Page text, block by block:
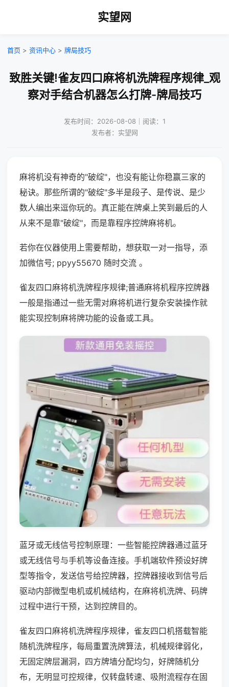
实望网
首页 > 资讯中心 > 牌局技巧
致胜关键!雀友四口麻将机洗牌程序规律_观
察对手结合机器怎么打牌-牌局技巧
发布时间：2026-08-08｜阅读：1
发布者：实望网
麻将机没有神奇的"破绽"，也没有能让你稳赢三家的
秘诀。那些所谓的"破绽"多半是段子、是传说、是少
数人编出来逗你玩的。真正能在牌桌上笑到最后的人
从来不是靠"破绽"，而是靠程序控牌麻将机。
若你在仪器使用上需要帮助，想获取一对一指导，添
加微信号; ppyy55670 随时交流 。
雀友四口麻将机洗牌程序规律;普通麻将机程序控牌器
一般是指通过一些无需对麻将机进行复杂安装操作就
能实现控制麻将牌功能的设备或工具。
蓝牙或无线信号控制原理：一些智能控牌器通过蓝牙
或无线信号与手机等设备连接。手机端软件预设好牌
型等指令，发送信号给控牌器，控牌器接收到信号后
驱动内部微型电机或机械结构，在麻将机洗牌、码牌
过程中进行干预，达到控牌目的。
雀友四口麻将机洗牌程序规律，雀友四口机搭载智能
随机洗牌程序，每局重置洗牌算法，机械规律弱化，
无固定牌层漏洞，四方牌墙分配均匀，好牌随机分
布，无明显可控规律，仅转盘转速、吸附流程存在固